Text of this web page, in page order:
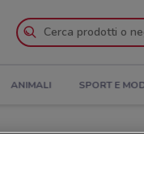
ANIMALI SPORT E
a Cisterna di Latina